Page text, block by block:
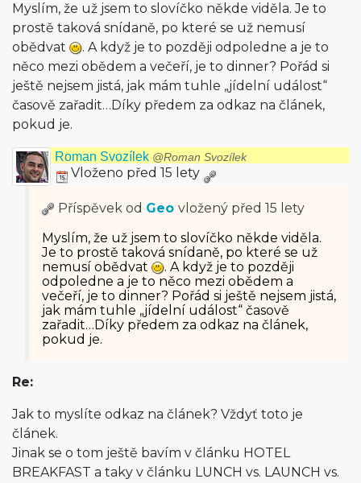
Myslím, že už jsem to slovíčko někde viděla. Je to
prostě taková snídaně, po které se už nemusí
obědvat
. A když je to později odpoledne a je to
něco mezi obědem a večeří, je to dinner? Pořád si
ještě nejsem jistá, jak mám tuhle „jídelní událost“
časově zařadit…Díky předem za odkaz na článek,
pokud je.
Roman Svozílek @Roman Svozílek
Vloženo před 15 lety
Příspěvek od Geo vložený před 15 lety
Myslím, že už jsem to slovíčko někde viděla.
Je to prostě taková snídaně, po které se už
nemusí obědvat
. A když je to později
odpoledne a je to něco mezi obědem a
večeří, je to dinner? Pořád si ještě nejsem jistá,
jak mám tuhle „jídelní událost“ časově
zařadit…Díky předem za odkaz na článek,
pokud je.
Re:
Jak to myslíte odkaz na článek? Vždyť toto je
článek.
Jinak se o tom ještě bavím v článku HOTEL
BREAKFAST a taky v článku LUNCH vs. LAUNCH vs.